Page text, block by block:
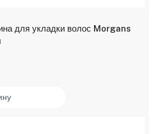
для укладки волос Morgans